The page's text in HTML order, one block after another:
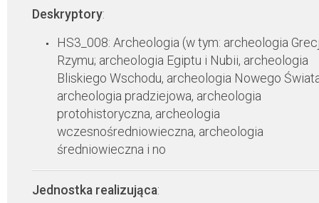
Deskryptory:
HS3_008: Archeologia (w tym: archeologia
Rzymu; archeologia Egiptu i Nubii, archeologia
Bliskiego Wschodu, archeologia Nowego
archeologia pradziejowa, archeologia
protohistoryczna, archeologia
wczesnośredniowieczna, archeologia
średniowieczna i no
Jednostka realizująca: